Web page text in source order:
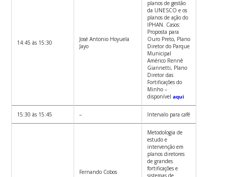
14:45 às 15:30
José Antonio Hoyuela
Jayo
planos de gestão
da UNESCO e os
planos de ação do
IPHAN. Casos:
Proposta para
Ouro Preto, Plano
Diretor do Parque
Municipal
Américo Rennê
Giannetti, Plano
Diretor das
Fortificações do
Minho –
disponívelaqui
15:30 às 15:45 – Intervalo para café
Fernando Cobos
Metodologia de
estudo e
intervenção em
planos diretores
de grandes
fortificações e
sistemas de